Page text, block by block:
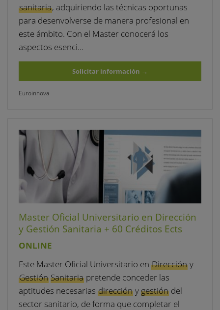
sanitaria, adquiriendo las técnicas oportunas
para desenvolverse de manera profesional en
este ámbito. Con el Master conocerá los
aspectos esenci…
Solicitar información →
Euroinnova
Master Oficial Universitario en Dirección
y Gestión Sanitaria + 60 Créditos Ects
ONLINE
Este Master Oficial Universitario en Direccióny
Gestión Sanitaria pretende conceder las
aptitudes necesarias direcciónygestión del
sector sanitario, de forma que completar el